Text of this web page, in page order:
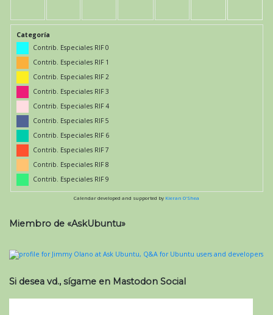
Categoría
Contrib. Especiales RIF 0
Contrib. Especiales RIF 1
Contrib. Especiales RIF 2
Contrib. Especiales RIF 3
Contrib. Especiales RIF 4
Contrib. Especiales RIF 5
Contrib. Especiales RIF 6
Contrib. Especiales RIF 7
Contrib. Especiales RIF 8
Contrib. Especiales RIF 9
Calendar developed and supported by Kieran O'Shea
Miembro de «AskUbuntu»
Si desea vd., sígame en Mastodon Social